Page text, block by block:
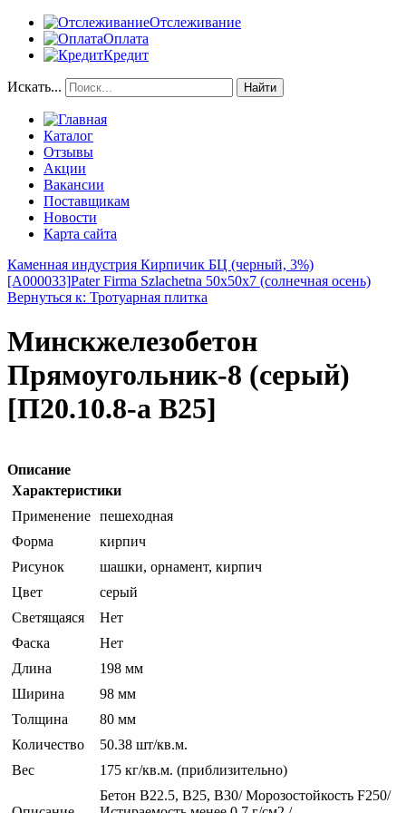
Отслеживание
Оплата
Кредит
Искать... Найти
Каталог
Отзывы
Акции
Вакансии
Поставщикам
Новости
Карта сайта
Каменная индустрия Кирпичик БЦ (черный, 3%)
[A000033]Pater Firma Szlachetna 50x50x7 (солнечная осень)
Вернуться к: Тротуарная плитка
Минскжелезобетон
Прямоугольник-8 (серый)
[П20.10.8-а В25]
Описание
Характеристики
Применение пешеходная
Форма
кирпич
Рисунок
шашки, орнамент, кирпич
Цвет
серый
Светящаяся
Нет
Фаска
Нет
Длина
198 мм
Ширина
98 мм
Толщина
80 мм
Количество
50.38 шт/кв.м.
Вес
175 кг/кв.м. (приблизительно)
Бетон В22.5, В25, В30/ Морозостойкость F250/